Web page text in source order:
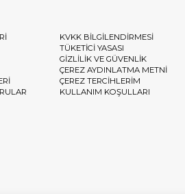
KVKK BİLGİLENDİRMESİ
TÜKETİCİ YASASI
GİZLİLİK VE GÜVENLİK
ÇEREZ AYDINLATMA METNİ
ÇEREZ TERCİHLERİM
KULLANIM KOŞULLARI